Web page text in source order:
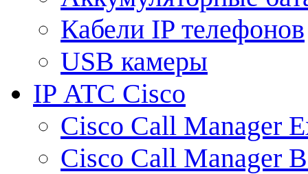
Кабели IP телефонов
USB камеры
IP АТС Cisco
Cisco Call Manager
Cisco Call Manager